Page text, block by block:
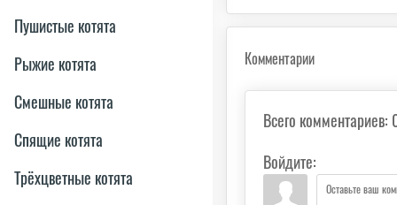
Пушистые котята
Рыжие котята
Смешные котята
Спящие котята
Трёхцветные котята
Комментарии
Всего комментариев:
Войдите: